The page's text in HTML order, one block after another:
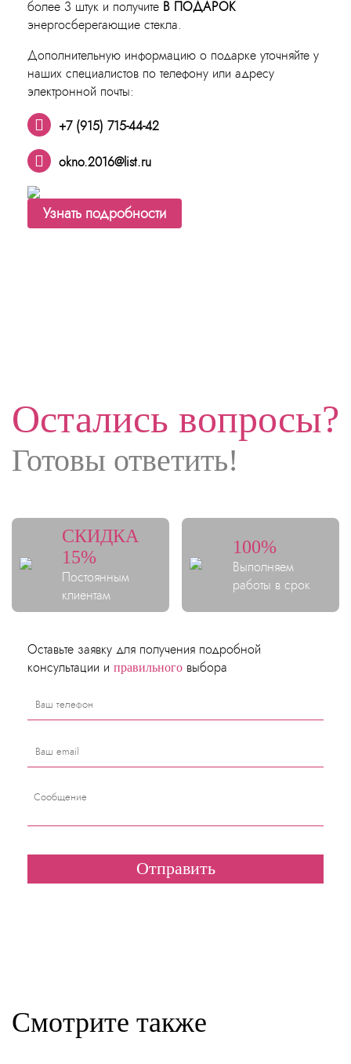
более 3 штук и получите В ПОДАРОК
энергосберегающие стекла.
Дополнительную информацию о подарке уточняйте у
наших специалистов по телефону или адресу
электронной почты:
+7 (915) 715-44-42
okno.2016@list.ru
Узнать подробности
Остались вопросы?
Готовы ответить!
CКИДКА
15%
Постоянным
клиентам
100%
Выполняем
работы в срок
Оставьте заявку для получения подробной
консультации и правильного выбора
Смотрите также